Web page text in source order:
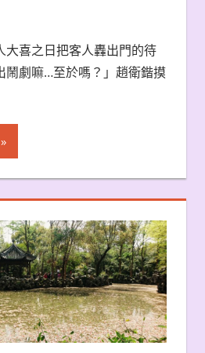
大喜之日把客人轟出門的待
鬧劇嘛…至於嗎？」趙衛鍇摸